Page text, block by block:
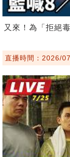
又來！為「拒絕
直播時間：2026/